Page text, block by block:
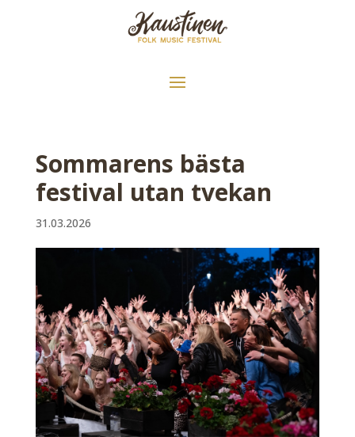
Sommarens bästa
festival utan tvekan
31.03.2026